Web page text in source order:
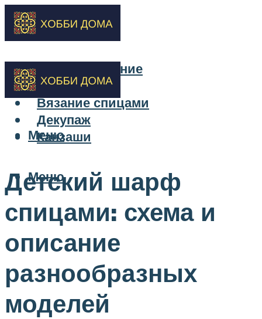
Бисероплетение
Вышивка
Вязание спицами
Декупаж
Канзаши
Меню
Меню
Детский шарф
спицами: схема и
описание
разнообразных
моделей